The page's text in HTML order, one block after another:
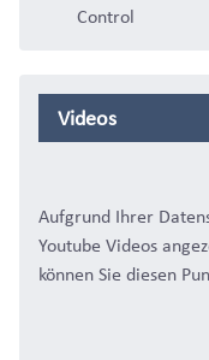
Control
Videos
Aufgrund Ihrer
Youtube Videos
können Sie diesen